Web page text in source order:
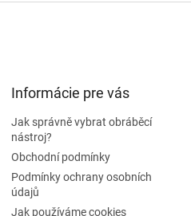
Informácie pre vás
Jak správně vybrat obráběcí
nástroj?
Obchodní podmínky
Podmínky ochrany osobních
údajů
Jak používáme cookies